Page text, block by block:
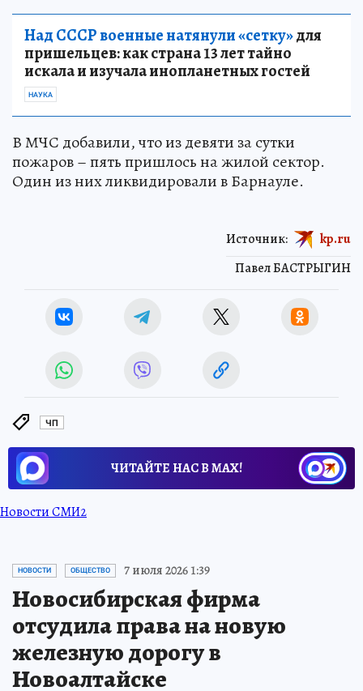
Над СССР военные натянули «сетку»для
пришельцев: как страна 13 лет тайно
искала и изучала инопланетных гостей
НАУКА
В МЧС добавили, что из девяти за сутки
пожаров – пять пришлось на жилой сектор.
Один из них ликвидировали в Барнауле.
Павел БАСТРЫГИН
Источник: kp.ru
ЧП
ЧИТАЙТЕ НАС В МАХ!
Новости СМИ2
НОВОСТИ ОБЩЕСТВО 7 июля 2026 1:39
Новосибирская фирма
отсудила права на новую
железную дорогу в
Новоалтайске